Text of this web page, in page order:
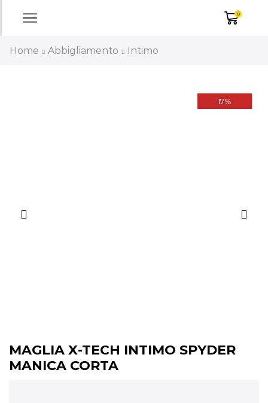
0
Home Abbigliamento Intimo
17%
MAGLIA X-TECH INTIMO SPYDER
MANICA CORTA